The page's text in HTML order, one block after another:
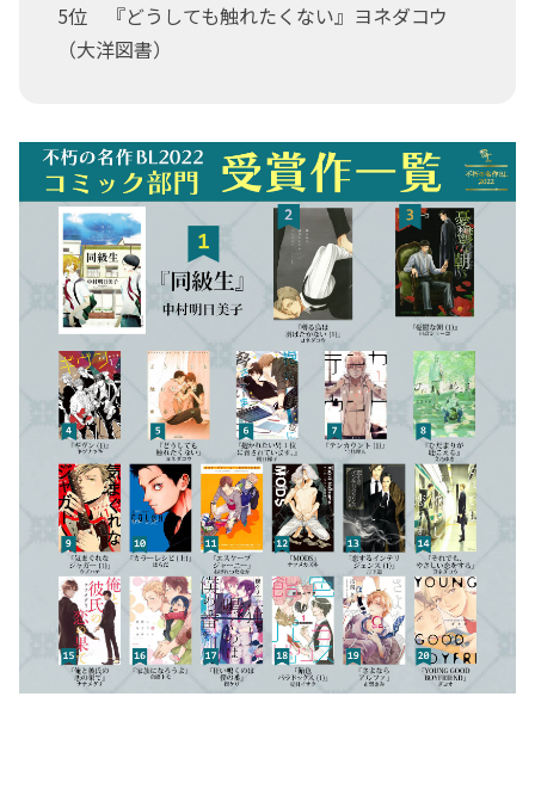
5位 『どうしても触れたくない』ヨネダコウ
（大洋図書）